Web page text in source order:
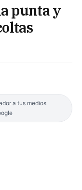
punta y
a tus medios